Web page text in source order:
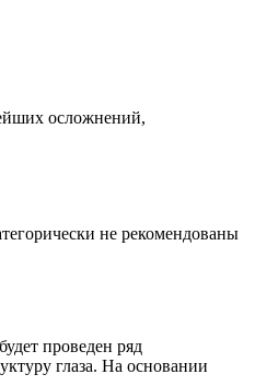
осложнений,
не рекомендованы
проведен ряд
глаза. На основании